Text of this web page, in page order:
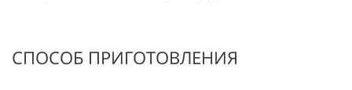
СПОСОБ ПРИГОТОВЛЕНИЯ